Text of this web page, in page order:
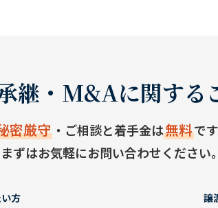
継・M&Aに関する
密厳守 ・ご相談と着手金は無料です
まずはお気軽にお問い合わせください。
方 譲